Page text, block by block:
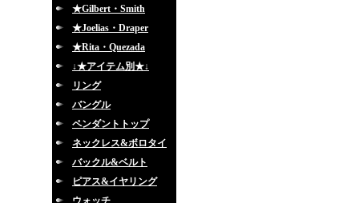
★Gilbert・Smith
★Joelias・Draper
★Rita・Quezada
↓★アイテム別★↓
リング
バングル
ペンダントトップ
ネックレス&ボロタイ
バックル&ベルト
ピアス&イヤリング
ウォッチ